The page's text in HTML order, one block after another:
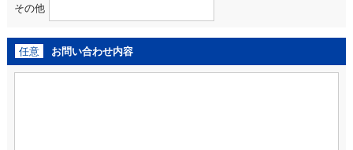
その他
任意 お問い合わせ内容